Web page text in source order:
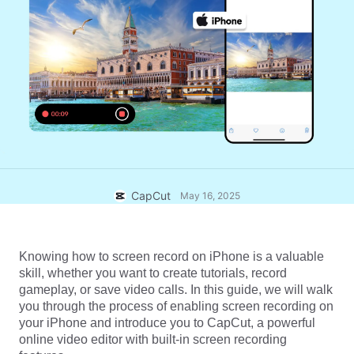
Văn bản và âm thanh
Phụ đề tự động
Mẫu phụ đề
Giảm tiếng ồn
Hình ảnh
Tiếp thị
Phong cách sống và vlog
Thiết kế tùy chỉnh
Xem thêm
Hướng dẫn cách làm
Lựa chọn hàng đầu
Xu hướng và mẹo về mẫu
Xem thêm
Mẫu theo ngành
Mẫu tổng kết
Trung tâm tin cậy
Trung tâm trợ giúp
Phòng tin tức
Dreamina Seedance 2.0 Launch
Mở CapCut
CapCut May 16, 2025
Knowing how to screen record on iPhone is a valuable
skill, whether you want to create tutorials, record
gameplay, or save video calls. In this guide, we will walk
you through the process of enabling screen recording on
your iPhone and introduce you to CapCut, a powerful
online video editor with built-in screen recording